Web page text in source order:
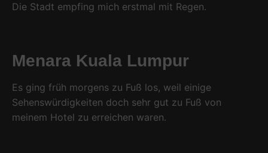
Die Stadt empfing mich erstmal mit Regen.
Menara Kuala Lumpur
Es ging früh morgens zu Fuß los, weil einige
Sehenswürdigkeiten doch sehr gut zu Fuß von
meinem Hotel zu erreichen waren.